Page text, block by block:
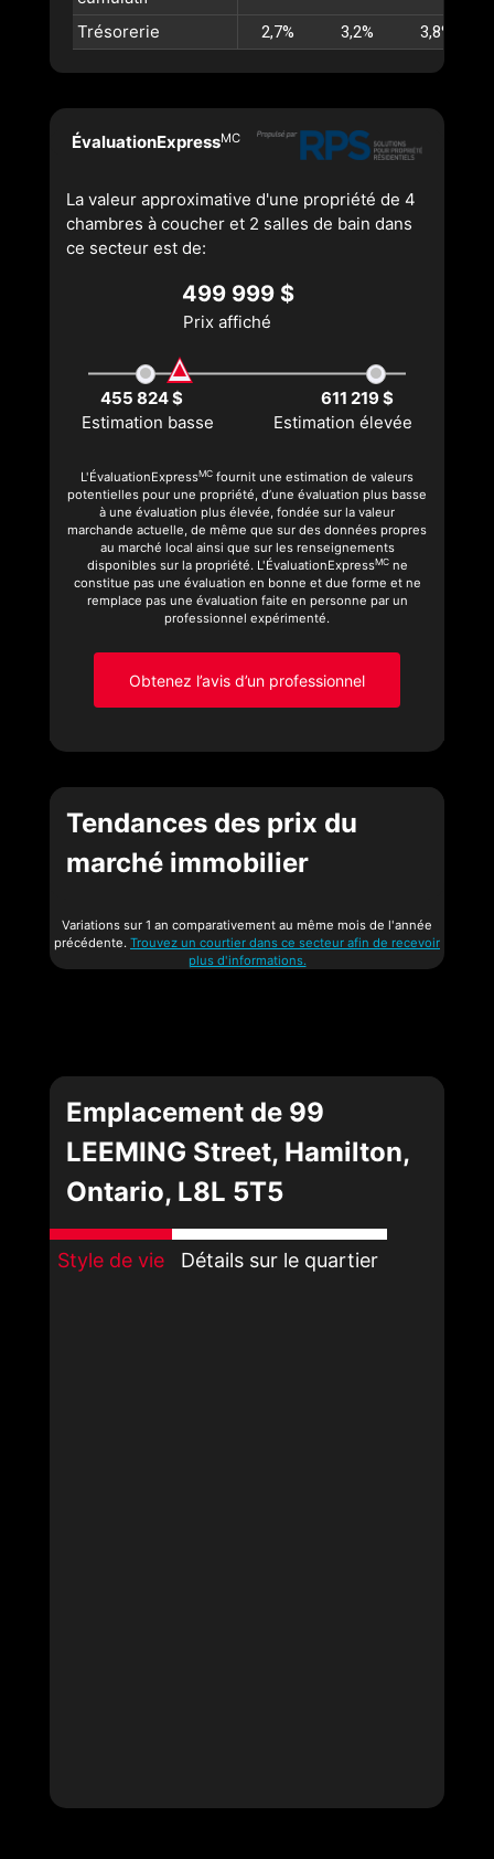
Trésorerie
2,7% 3,2% 3,8%
ÉvaluationExpressMC
La valeur approximative d'une propriété de 4
chambres à coucher et 2 salles de bain dans
ce secteur est de:
499 999 $
Prix affiché
455 824 $
611 219 $
Estimation basse
Estimation élevée
L'ÉvaluationExpressMC fournit une estimation de valeurs
potentielles pour une propriété, d’une évaluation plus basse
à une évaluation plus élevée, fondée sur la valeur
marchande actuelle, de même que sur des données propres
au marché local ainsi que sur les renseignements
disponibles sur la propriété. L'ÉvaluationExpressMCne
constitue pas une évaluation en bonne et due forme et ne
remplace pas une évaluation faite en personne par un
professionnel expérimenté.
Obtenez l’avis d’un professionnel
Tendances des prix du
marché immobilier
Variations sur 1 an comparativement au même mois de l'année
précédente. Trouvez un courtier dans ce secteur afin de recevoir
plus d'informations.
Emplacement de 99
LEEMING Street, Hamilton,
Ontario, L8L 5T5
Style de vie Détails sur le quartier